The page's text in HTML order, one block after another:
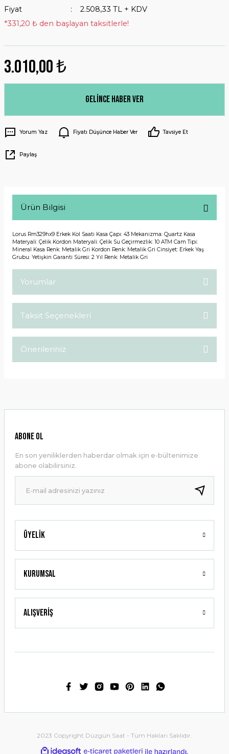
Fiyat
2.508,33 TL + KDV
*331,20 ₺ den başlayan taksitlerle!
3.010,00 ₺
Gelince Haber Ver
Yorum Yaz Fiyatı Düşünce Haber Ver Tavsiye Et
Paylaş
Ürün Bilgisi
Lorus Rm329hx9 Erkek Kol Saati Kasa Çapı: 43 Mekanizma: Quartz Kasa
Materyali: Çelik Kordon Materyali: Çelik Su Geçirmezlik: 10 ATM Cam Tipi:
Mineral Kasa Renk: Metalik Gri Kordon Renk: Metalik Gri Cinsiyet: Erkek Yaş
Grubu: Yetişkin Garanti Süresi: 2 Yıl Renk: Metalik Gri
Yorumlar
Taksit Seçenekleri
Önerileriniz
Ürün resmi kalitesiz, bozuk veya görüntülenemiyor.
Ürün bilgilerinde hatalar bulunuyor.
Ürün fiyatı diğer sitelerden daha pahalı.
Bu ürüne benzer farklı alternatifler olmalı.
Gönder
Üyelik
Kurumsal
Alışveriş
ABONE OL
En son yeniliklerden haberdar olmak için e-bültenimize
abone olabilirsiniz.
2023 Copyright Düzgün Saat - Tüm Hakları Saklıdır.
ideasoft e-